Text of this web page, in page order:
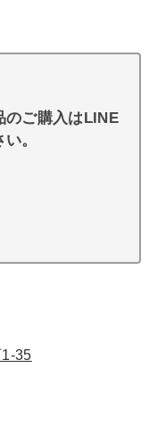
のご購入はLINE
。
35